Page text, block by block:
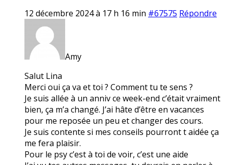
12 décembre 2024 à 17 h 16 min #67575 Répondre
Amy
Salut Lina
Merci oui ça va et toi ? Comment tu te sens ?
Je suis allée à un anniv ce week-end c’était vraiment
bien, ça m’a changé. J’ai hâte d’être en vacances
pour me reposée un peu et changer des cours.
Je suis contente si mes conseils pourront t aidée ça
me fera plaisir.
Pour le psy c’est à toi de voir, c’est une aide